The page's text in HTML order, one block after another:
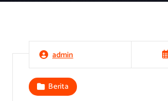
admin
Berita